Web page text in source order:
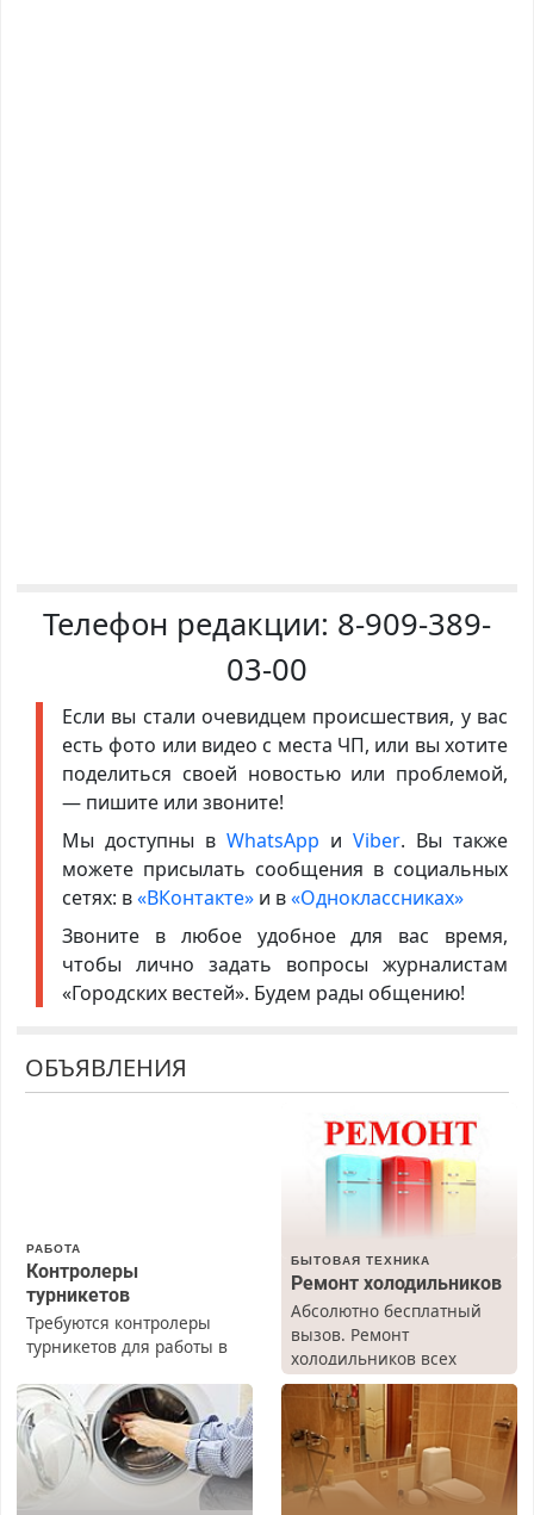
Телефон редакции: 8-909-389-
03-00
Если вы стали очевидцем происшествия, у вас
есть фото или видео с места ЧП, или вы хотите
поделиться своей новостью или проблемой,
— пишите или звоните!
Мы доступны в WhatsApp иViber. Вы также
можете присылать сообщения в социальных
сетях: в«ВКонтакте»и в«Одноклассниках»
Звоните в любое удобное для вас время,
чтобы лично задать вопросы журналистам
«Городских вестей». Будем рады общению!
ОБЪЯВЛЕНИЯ
РАБОТА
Контролеры
турникетов
Требуются контролеры
турникетов для работы в
(мужчины, женщины).
Прием по ТК РФ. График
работы любой.
Бесплатное проживание.
З/п – до 96000 рублей до
БЫТОВАЯ ТЕХНИКА
Ремонт холодильников
Абсолютно бесплатный
вызов. Ремонт
холодильников всех
марок на дому, с
гарантией. Все р-ны.
Срочно. Без выходных.
Пенсионерам – скидки до
40%. Мастер со стажем.